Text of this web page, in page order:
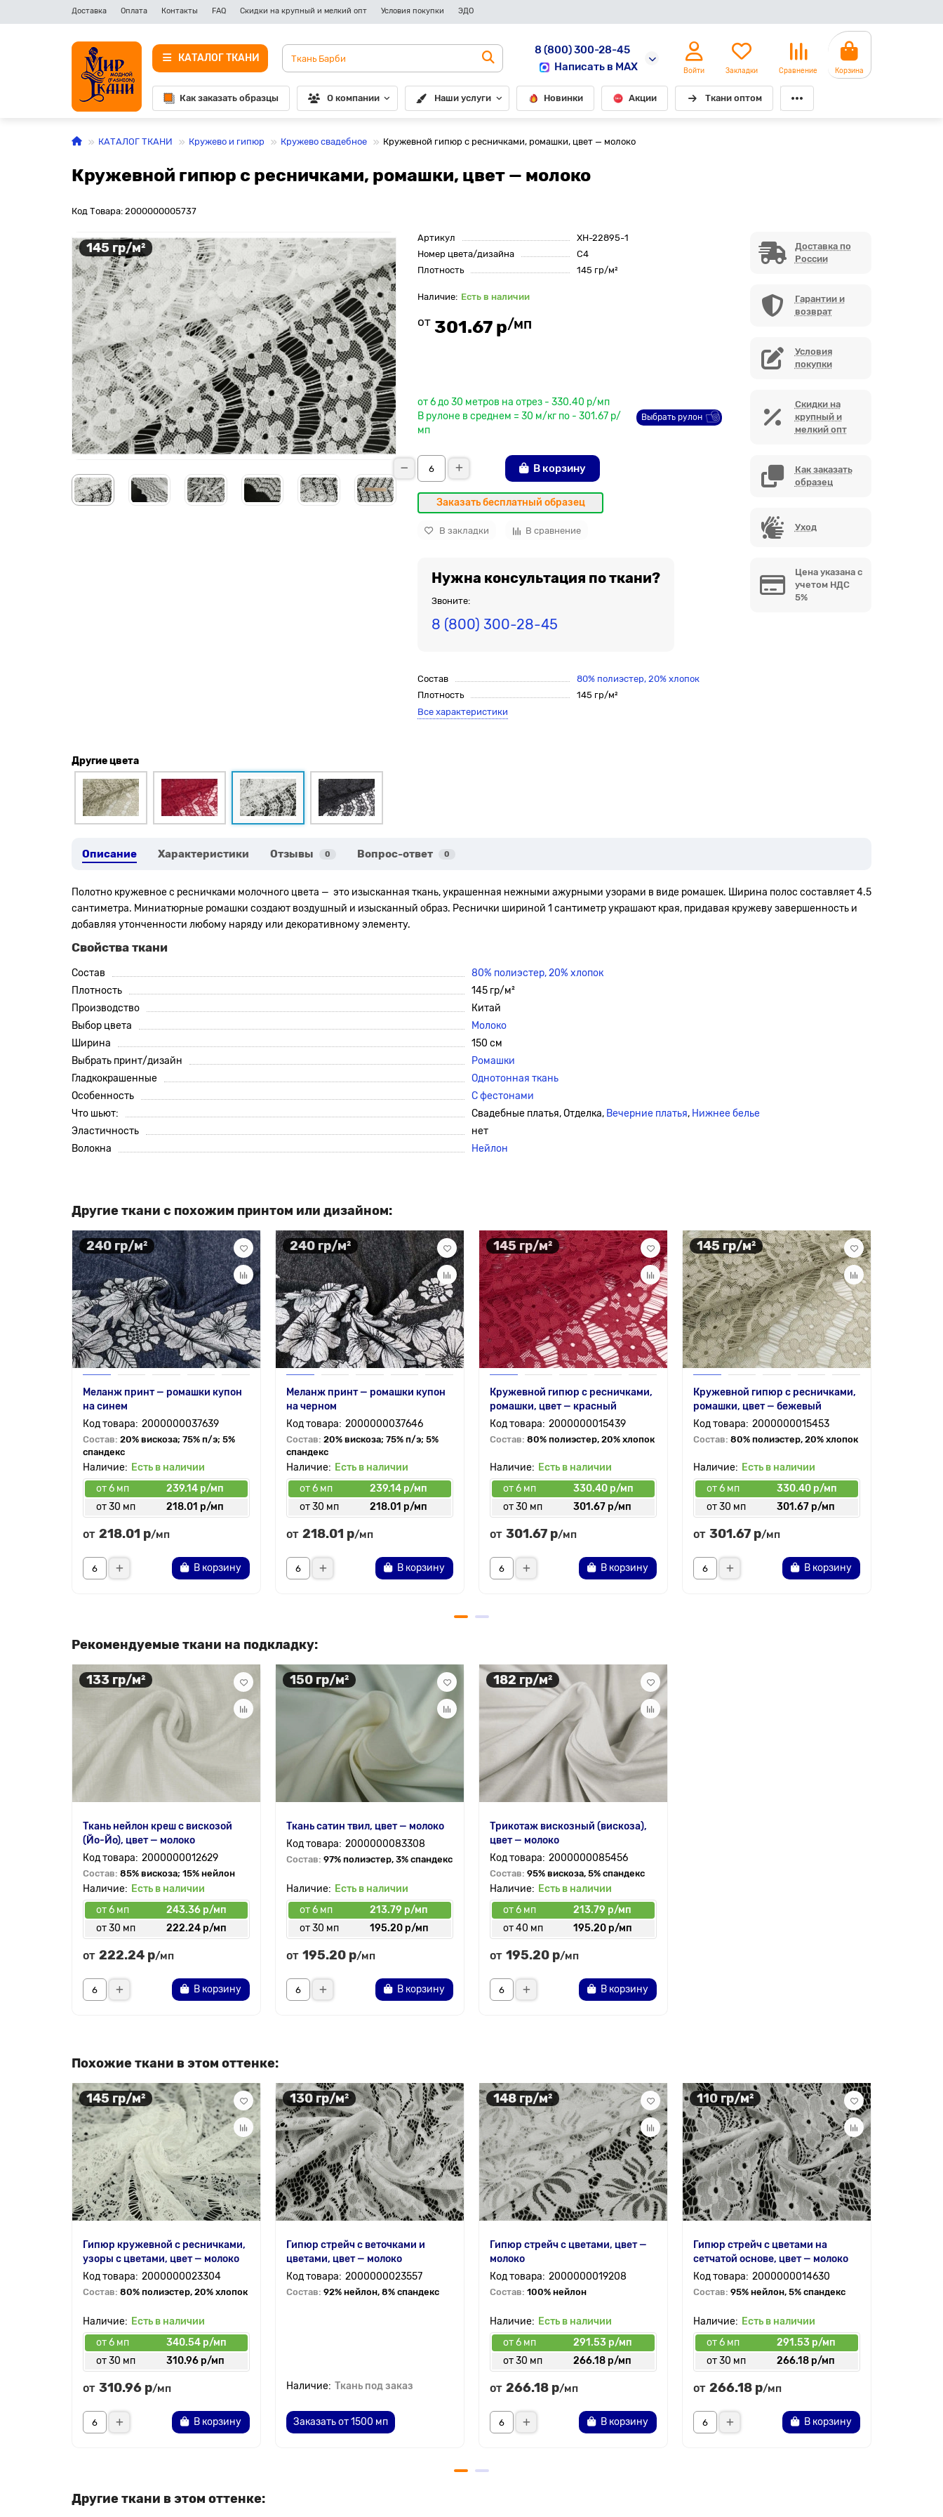
Доставка Оплата Контакты FAQ Скидки на крупный и мелкий опт Условия покупки ЭДО
КАТАЛОГ ТКАНИ
8 (800) 300-28-45
Написать в MAX
Войти Закладки Сравнение Корзина
Как заказать образцы О компании Наши услуги Новинки Акции Ткани оптом
КАТАЛОГ ТКАНИ Кружево и гипюр Кружево свадебное Кружевной гипюр с ресничками, ромашки, цвет — молоко
Кружевной гипюр с ресничками, ромашки, цвет — молоко
Код Товара: 2000000005737
145 гр/м²
Артикул
XH-22895-1
Номер цвета/дизайна
С4
Плотность
145 гр/м²
Есть в наличии
от 301.67 р/мп
от 6 до 30 метров на отрез - 330.40 р/мп
В рулоне в среднем = 30 м/кг по - 301.67 р/
мп
Выбрать рулон
В корзину
Заказать бесплатный образец
В закладки В сравнение
Нужна консультация по ткани?
Звоните:
8 (800) 300-28-45
Состав 80% полиэстер, 20% хлопок
Плотность
145 гр/м²
Все характеристики
Доставка по
России
Гарантии и
возврат
Условия
покупки
Скидки на
крупный и
мелкий опт
Как заказать
образец
Уход
Цена указана с
учетом НДС
5%
Другие цвета
Описание Характеристики Отзывы 0 Вопрос-ответ 0
Полотно кружевное с ресничками молочного цвета — это изысканная ткань, украшенная нежными ажурными узорами в виде ромашек. Ширина полос составляет 4.5
сантиметра. Миниатюрные ромашки создают воздушный и изысканный образ. Реснички шириной 1 сантиметр украшают края, придавая кружеву завершенность и
добавляя утонченности любому наряду или декоративному элементу.
Свойства ткани
Состав 80% полиэстер,20% хлопок
Плотность
145 гр/м²
Производство
Китай
Выбор цвета
Молоко
Ширина
150 см
Выбрать принт/дизайн
Ромашки
Гладкокрашенные
Однотонная ткань
Особенность
С фестонами
Что шьют:
Свадебные платья, Отделка, Вечерние платья, Нижнее белье
Эластичность
нет
Волокна
Нейлон
Другие ткани с похожим принтом или дизайном:
240 гр/м²
Меланж принт — ромашки купон
на синем
2000000037639
Состав: 20% вискоза; 75% п/э; 5%
спандекс
Есть в наличии
от 6 мп
239.14 р/мп
от 30 мп
218.01 р/мп
от 218.01 р/мп
В корзину
240 гр/м²
Меланж принт — ромашки купон
на черном
2000000037646
Состав: 20% вискоза; 75% п/э; 5%
спандекс
Есть в наличии
от 6 мп
239.14 р/мп
от 30 мп
218.01 р/мп
от 218.01 р/мп
В корзину
145 гр/м²
Кружевной гипюр с ресничками,
ромашки, цвет — красный
2000000015439
Состав: 80% полиэстер, 20% хлопок
Есть в наличии
от 6 мп
330.40 р/мп
от 30 мп
301.67 р/мп
от 301.67 р/мп
В корзину
145 гр/м²
Кружевной гипюр с ресничками,
ромашки, цвет — бежевый
2000000015453
Состав: 80% полиэстер, 20% хлопок
Есть в наличии
от 6 мп
330.40 р/мп
от 30 мп
301.67 р/мп
от 301.67 р/мп
В корзину
Рекомендуемые ткани на подкладку:
133 гр/м²
Ткань нейлон креш с вискозой
(Йо-Йо), цвет — молоко
2000000012629
Состав: 85% вискоза; 15% нейлон
Есть в наличии
от 6 мп
243.36 р/мп
от 30 мп
222.24 р/мп
от 222.24 р/мп
В корзину
150 гр/м²
Ткань сатин твил, цвет — молоко
2000000083308
Состав: 97% полиэстер, 3% спандекс
Есть в наличии
от 6 мп
213.79 р/мп
от 30 мп
195.20 р/мп
от 195.20 р/мп
В корзину
182 гр/м²
Трикотаж вискозный (вискоза),
цвет — молоко
2000000085456
Состав: 95% вискоза, 5% спандекс
Есть в наличии
от 6 мп
213.79 р/мп
от 40 мп
195.20 р/мп
от 195.20 р/мп
В корзину
Похожие ткани в этом оттенке:
145 гр/м²
Гипюр кружевной с ресничками,
узоры с цветами, цвет — молоко
2000000023304
Состав: 80% полиэстер, 20% хлопок
Есть в наличии
от 6 мп
340.54 р/мп
от 30 мп
310.96 р/мп
от 310.96 р/мп
В корзину
130 гр/м²
Гипюр стрейч с веточками и
цветами, цвет — молоко
2000000023557
Состав: 92% нейлон, 8% спандекс
Ткань под заказ
Заказать от 1500 мп
148 гр/м²
Гипюр стрейч с цветами, цвет —
молоко
2000000019208
Состав: 100% нейлон
Есть в наличии
от 6 мп
291.53 р/мп
от 30 мп
266.18 р/мп
от 266.18 р/мп
В корзину
110 гр/м²
Гипюр стрейч с цветами на
сетчатой основе, цвет — молоко
2000000014630
Состав: 95% нейлон, 5% спандекс
Есть в наличии
от 6 мп
291.53 р/мп
от 30 мп
266.18 р/мп
от 266.18 р/мп
В корзину
Другие ткани в этом оттенке: